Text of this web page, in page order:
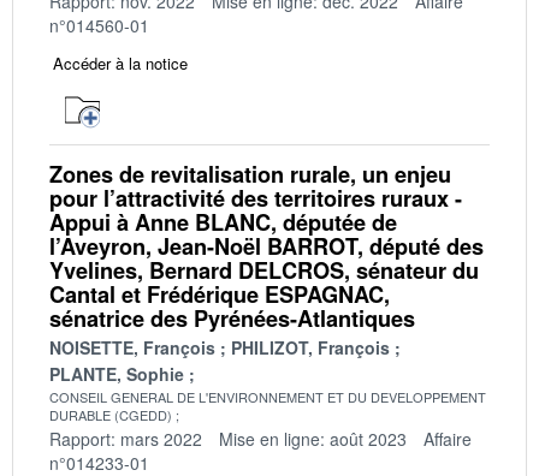
n°014560-01
Accéder à la notice
Zones de revitalisation rurale, un enjeu
pour l’attractivité des territoires ruraux -
Appui à Anne BLANC, députée de
l’Aveyron, Jean-Noël BARROT, député des
Yvelines, Bernard DELCROS, sénateur du
Cantal et Frédérique ESPAGNAC,
sénatrice des Pyrénées-Atlantiques
NOISETTE, François
PHILIZOT, François
PLANTE, Sophie
CONSEIL GENERAL DE L'ENVIRONNEMENT ET DU DEVELOPPEMENT
DURABLE (CGEDD)
Rapport: mars 2022 Mise en ligne: août 2023
Affaire
n°014233-01